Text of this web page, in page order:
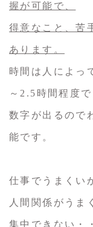
握が可能で、
得意なこと、苦
あります。
時間は人によっ
～2.5時間程度で
数字が出るので
能です。
仕事でうまくい
人間関係がうま
集中できない・・